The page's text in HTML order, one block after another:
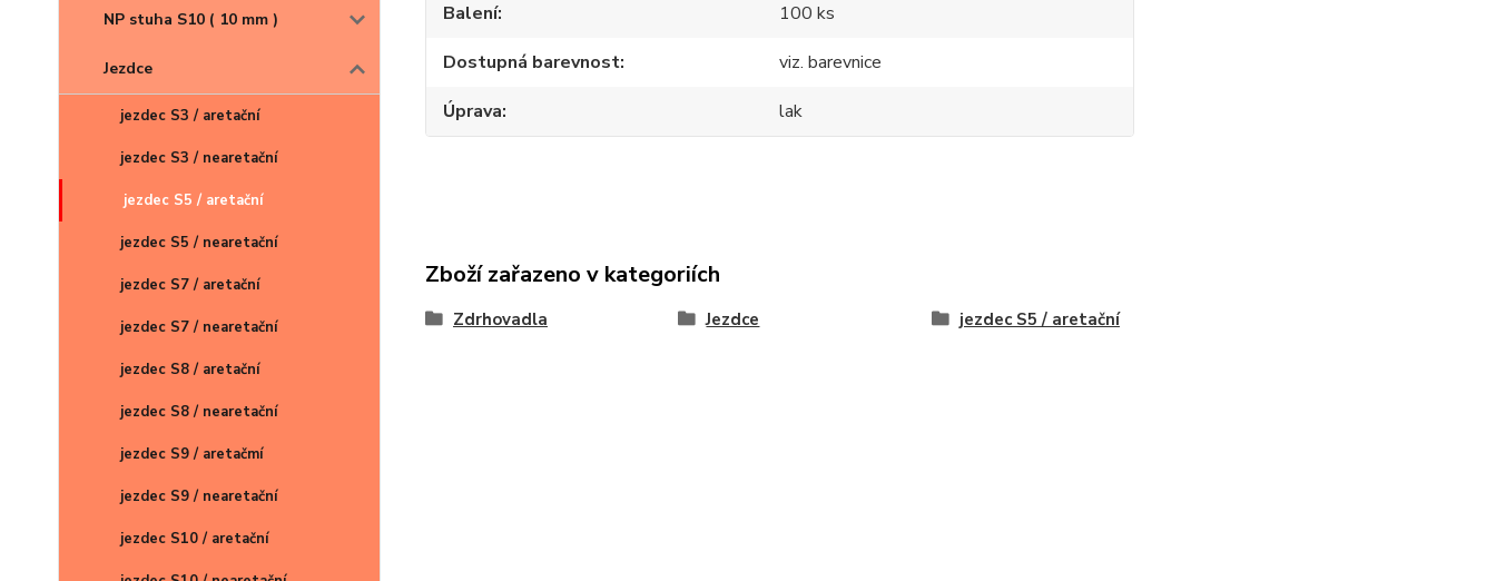
NP stuha S10 ( 10 mm )
Jezdce
jezdec S3 / aretační
jezdec S3 / nearetační
jezdec S5 / aretační
jezdec S5 / nearetační
jezdec S7 / aretační
jezdec S7 / nearetační
jezdec S8 / aretační
jezdec S8 / nearetační
jezdec S9 / aretačmí
jezdec S9 / nearetační
jezdec S10 / aretační
Balení
100 ks
Dostupná barevnost
viz. barevnice
Úprava
lak
Zboží zařazeno v kategoriích
Zdrhovadla Jezdce jezdec S5 / aretační